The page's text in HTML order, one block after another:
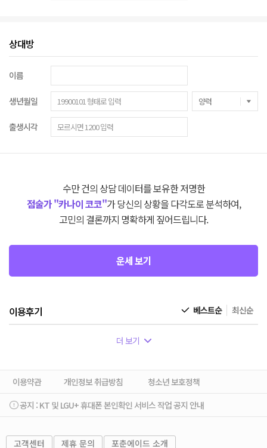
상대방
이름
생년월일
출생시각
수만 건의 상담 데이터를 보유한 저명한
점술가 "카나이 코코"가 당신의 상황을 다각도로 분석하여,
고민의 결론까지 명확하게 짚어드립니다.
운세 보기
이용후기 베스트순 최신순
더 보기
이용약관 개인정보 취급방침
청소년 보호정책
공지 : KT 및 LGU+ 휴대폰 본인확인 서비스 작업 공지 안내
고객센터 제휴 문의 포춘에이드 소개